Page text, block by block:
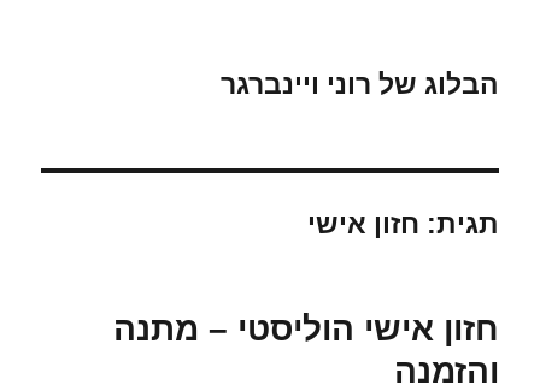
הבלוג של רוני ויינברגר
תגית: חזון אישי
חזון אישי הוליסטי – מתנה
והזמנה